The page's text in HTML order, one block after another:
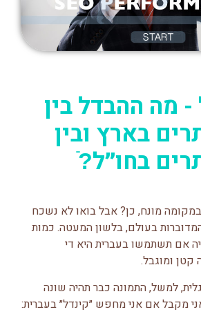
- מה ההבדל בין
בארץ ובין
בחו״ל?ֿ
מונח, כן? אבל בואו לא נשכח
בעולם, בלשון המעטה. כמות
אם תשתמשו בעברית היא די
ומוגבל.
למשל, התמונה כבר תהיה שונה
מקבל אם אני מחפש ״קינדל״ בעברית: